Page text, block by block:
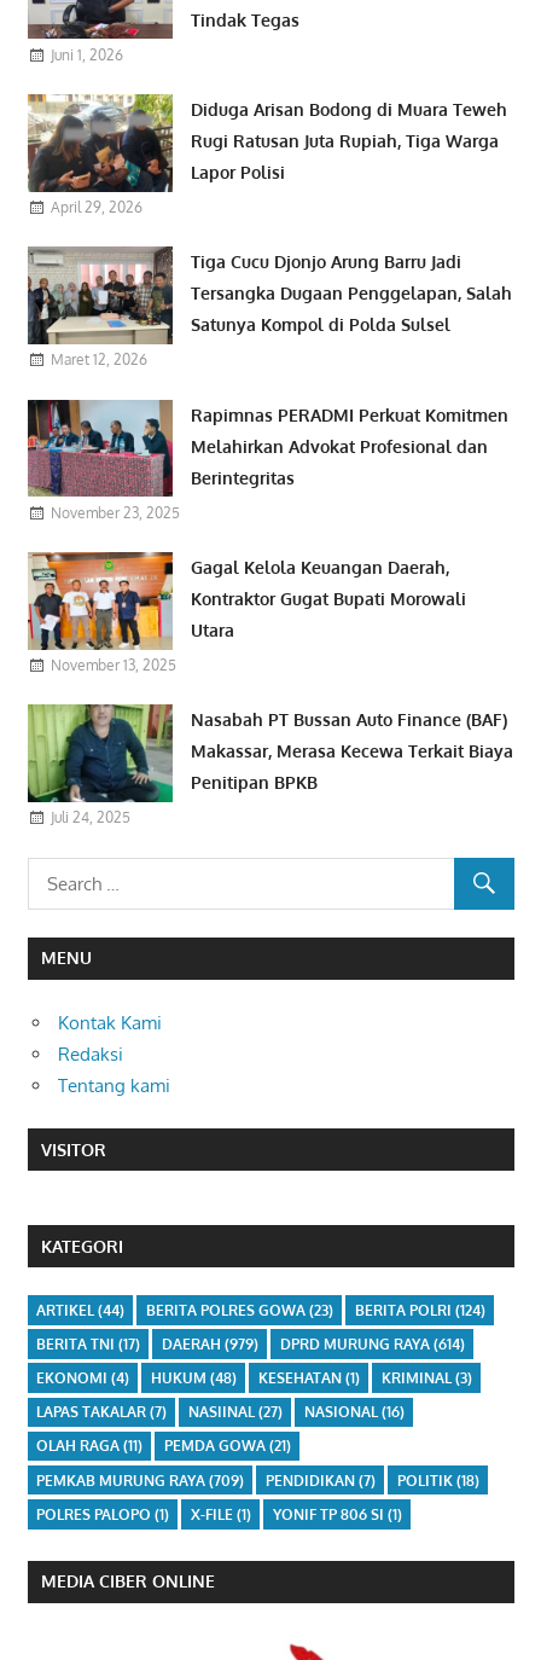
Tindak Tegas
Juni 1, 2026
Diduga Arisan Bodong di Muara Teweh
Rugi Ratusan Juta Rupiah, Tiga Warga
Lapor Polisi
April 29, 2026
Tiga Cucu Djonjo Arung Barru Jadi
Tersangka Dugaan Penggelapan, Salah
Satunya Kompol di Polda Sulsel
Maret 12, 2026
Rapimnas PERADMI Perkuat Komitmen
Melahirkan Advokat Profesional dan
Berintegritas
November 23, 2025
Gagal Kelola Keuangan Daerah,
Kontraktor Gugat Bupati Morowali
Utara
November 13, 2025
Nasabah PT Bussan Auto Finance (BAF)
Makassar, Merasa Kecewa Terkait Biaya
Penitipan BPKB
Juli 24, 2025
MENU
Kontak Kami
Redaksi
Tentang kami
VISITOR
KATEGORI
ARTIKEL (44) BERITA POLRES GOWA(23) BERITA POLRI (124)
BERITA TNI (17) DAERAH (979) DPRD MURUNG RAYA(614)
EKONOMI (4) HUKUM (48) KESEHATAN(1) KRIMINAL(3)
LAPAS TAKALAR(7) NASIINAL(27) NASIONAL(16)
OLAH RAGA(11) PEMDA GOWA(21)
PEMKAB MURUNG RAYA(709) PENDIDIKAN(7) POLITIK(18)
POLRES PALOPO (1) X-FILE (1) YONIF TP 806 SI (1)
MEDIA CIBER ONLINE